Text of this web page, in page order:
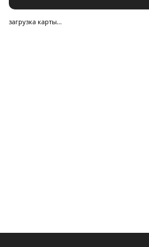
загрузка карты...